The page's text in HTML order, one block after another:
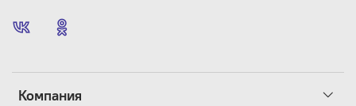
Компания